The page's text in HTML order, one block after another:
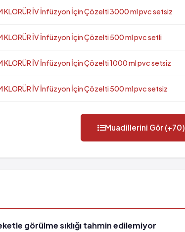
KLORÜR İV İnfüzyon İçin Çözelti 3000 ml pvc setsiz
KLORÜR İV İnfüzyon İçin Çözelti 500 ml pvc setli
KLORÜR İV İnfüzyon İçin Çözelti 1000 ml pvc setsiz
KLORÜR İV İnfüzyon İçin Çözelti 500 ml pvc setsiz
Muadillerini Gör (+70)
görülme sıklığı tahmin edilemiyor